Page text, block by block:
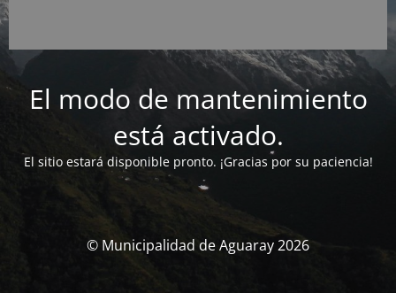
El modo de mantenimiento
está activado.
El sitio estará disponible pronto. ¡Gracias por su paciencia!
© Municipalidad de Aguaray 2026